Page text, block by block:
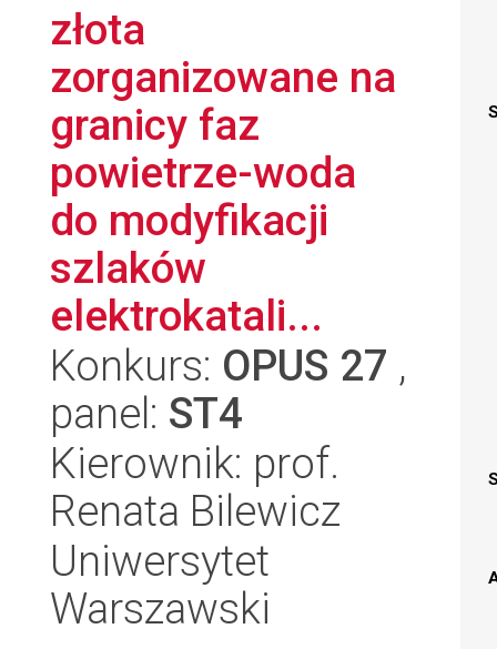
złota
zorganizowane na
granicy faz
powietrze-woda
do modyfikacji
szlaków
elektrokatali...
Konkurs: OPUS 27 ,
panel: ST4
Kierownik: prof.
Renata Bilewicz
Uniwersytet
Warszawski